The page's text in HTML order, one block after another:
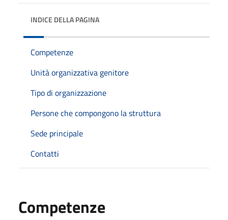
INDICE DELLA PAGINA
Competenze
Unità organizzativa genitore
Tipo di organizzazione
Persone che compongono la struttura
Sede principale
Contatti
Competenze